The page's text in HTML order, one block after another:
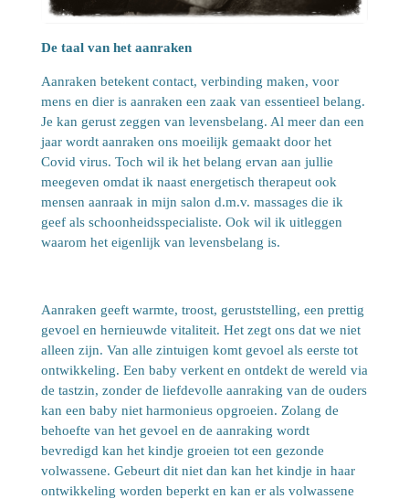
De taal van het aanraken
Aanraken betekent contact, verbinding maken, voor
mens en dier is aanraken een zaak van essentieel belang.
Je kan gerust zeggen van levensbelang. Al meer dan een
jaar wordt aanraken ons moeilijk gemaakt door het
Covid virus. Toch wil ik het belang ervan aan jullie
meegeven omdat ik naast energetisch therapeut ook
mensen aanraak in mijn salon d.m.v. massages die ik
geef als schoonheidsspecialiste. Ook wil ik uitleggen
waarom het eigenlijk van levensbelang is.
Aanraken geeft warmte, troost, geruststelling, een prettig
gevoel en hernieuwde vitaliteit. Het zegt ons dat we niet
alleen zijn. Van alle zintuigen komt gevoel als eerste tot
ontwikkeling. Een baby verkent en ontdekt de wereld via
de tastzin, zonder de liefdevolle aanraking van de ouders
kan een baby niet harmonieus opgroeien. Zolang de
behoefte van het gevoel en de aanraking wordt
bevredigd kan het kindje groeien tot een gezonde
volwassene. Gebeurt dit niet dan kan het kindje in haar
ontwikkeling worden beperkt en kan er als volwassene